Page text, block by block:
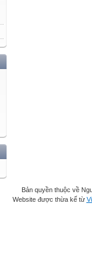
Bản quyền thuộc về
Website được thừa kế từ